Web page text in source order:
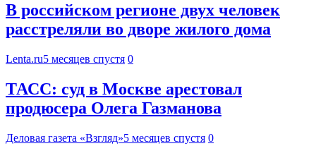
В российском регионе двух человек
расстреляли во дворе жилого дома
Lenta.ru5 месяцев спустя 0
ТАСС: суд в Москве арестовал
продюсера Олега Газманова
Деловая газета «Взгляд»5 месяцев спустя 0